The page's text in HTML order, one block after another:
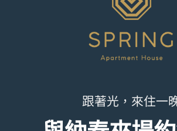
跟著光，來住一